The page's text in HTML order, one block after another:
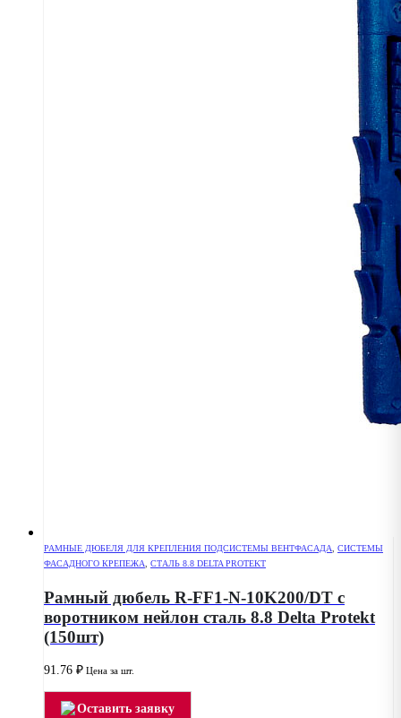
РАМНЫЕ ДЮБЕЛЯ ДЛЯ КРЕПЛЕНИЯ ПОДСИСТЕМЫ ВЕНТФАСАДА
СИСТЕМЫ
ФАСАДНОГО КРЕПЕЖА
СТАЛЬ 8.8 DELTA PROTEKT
Рамный дюбель R-FF1-N-10K200/DT с
воротником нейлон сталь 8.8 Delta Protekt
(150шт)
91.76 ₽ Цена за шт.
Оставить заявку